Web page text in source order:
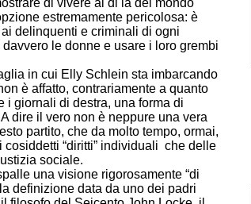
estremamente pericolosa: è
delinquenti e criminali di ogni
le donne e usare i loro grembi
in cui Elly Schlein sta imbarcando
è affatto, contrariamente a quanto
i giornali di destra, una forma di
dire il vero non è neppure una vera
partito, che da molto tempo, ormai,
cosiddetti “diritti” individuali che delle
sociale.
una visione rigorosamente “di
definizione data da uno dei padri